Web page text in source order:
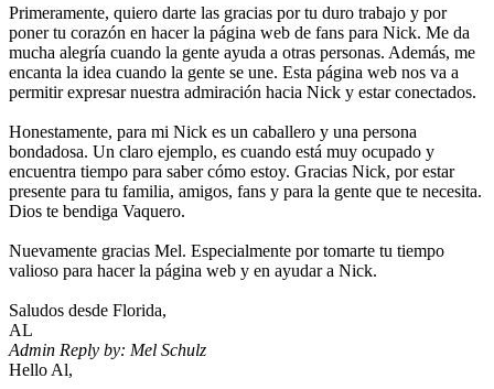
Primeramente, quiero darte las gracias por tu duro trabajo y por
poner tu corazón en hacer la página web de fans para Nick. Me da
mucha alegría cuando la gente ayuda a otras personas. Además, me
encanta la idea cuando la gente se une. Esta página web nos va a
permitir expresar nuestra admiración hacia Nick y estar conectados.
Honestamente, para mi Nick es un caballero y una persona
bondadosa. Un claro ejemplo, es cuando está muy ocupado y
encuentra tiempo para saber cómo estoy. Gracias Nick, por estar
presente para tu familia, amigos, fans y para la gente que te necesita.
Dios te bendiga Vaquero.
Nuevamente gracias Mel. Especialmente por tomarte tu tiempo
valioso para hacer la página web y en ayudar a Nick.
Saludos desde Florida,
AL
Admin Reply by: Mel Schulz
Hello Al,